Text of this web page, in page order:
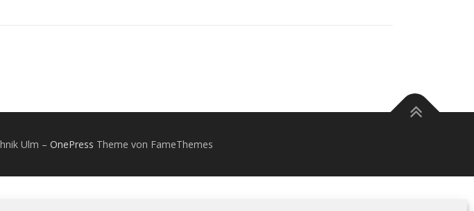
Ulm – OnePress Theme von FameThemes